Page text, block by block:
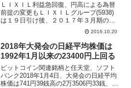
ＬＩＸＩＬ利益急回復、円高による為替
前提の変更もＬＩＸＩＬグループ(5938)
は１９日引け後、２０１７年３月期の連
結利益見通しを上方修正した。最終損益
は２８０億円の黒字から３８０億円の黒
字（前期は２５６億５００万円の赤字）
へ引き上げられた。...
2016.10.20
2018年大発会の日経平均株価は
1992年1月以来の23400円上回る
ビットコイン関連銘柄と任天堂、ソフト
バンク2018年1月4日、大発会の日経平均
株価は741円39銭高の2万3506円33銭、